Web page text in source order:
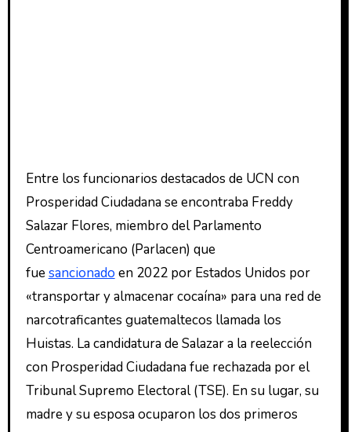
Entre los funcionarios destacados de UCN con
Prosperidad Ciudadana se encontraba Freddy
Salazar Flores, miembro del Parlamento
Centroamericano (Parlacen) que
fuesancionado en 2022 por Estados Unidos por
«transportar y almacenar cocaína» para una red de
narcotraficantes guatemaltecos llamada los
Huistas. La candidatura de Salazar a la reelección
con Prosperidad Ciudadana fue rechazada por el
Tribunal Supremo Electoral (TSE). En su lugar, su
madre y su esposa ocuparon los dos primeros